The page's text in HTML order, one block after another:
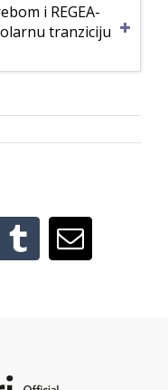
i REGEA-
tranziciju
TumblrEmail